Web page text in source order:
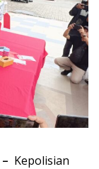
Kepolisian